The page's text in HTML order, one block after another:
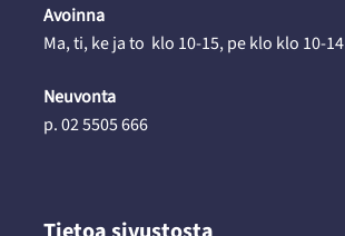
Avoinna
Ma, ti, ke ja to klo 10-15, pe klo klo 10-14
Neuvonta
p. 02 5505 666